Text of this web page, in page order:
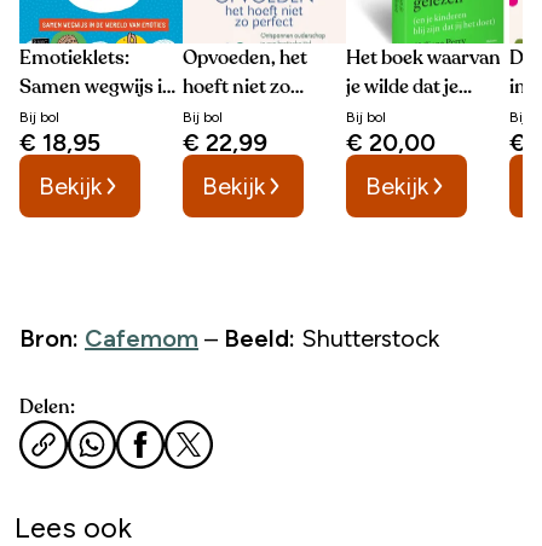
Emotieklets:
Samen wegwijs in
de wereld van
emoties
Bij bol
€ 18,95
Bekijk
Opvoeden, het
hoeft niet zo
perfect
Bij bol
€ 22,99
Bekijk
Het boek waarvan
je wilde dat je
ouders het hadden
gelezen
Bij bol
€ 20,00
Bekijk
De
Bij
€
Bron: Cafemom – Beeld: Shutterstock
Delen:
Lees ook